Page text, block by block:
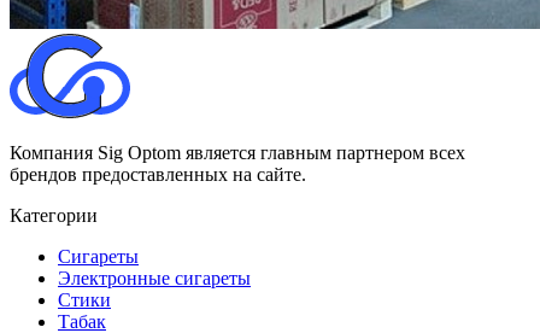
Компания Sig Optom является главным партнером всех
брендов предоставленных на сайте.
Категории
Сигареты
Электронные сигареты
Стики
Табак